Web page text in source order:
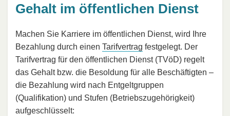
Gehalt im öffentlichen Dienst
Machen Sie Karriere im öffentlichen Dienst, wird Ihre
Bezahlung durch einen Tarifvertrag festgelegt. Der
Tarifvertrag für den öffentlichen Dienst (TVöD) regelt
das Gehalt bzw. die Besoldung für alle Beschäftigten –
die Bezahlung wird nach Entgeltgruppen
(Qualifikation) und Stufen (Betriebszugehörigkeit)
aufgeschlüsselt: